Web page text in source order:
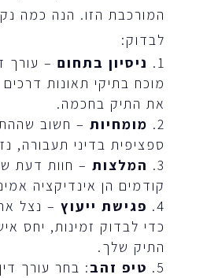
המורכבת הזו. הנה כמה
לבדוק:
ניסיון בתחום – עורך
מוכח בתיקי תאונות דרכים
את התיק בחכמה.
מומחיות – חשוב
ספציפית בדיני תעבורה,
המלצות – חוות דעת
קודמים הן אינדיקציה
פגישת ייעוץ – נצל
כדי לבדוק זמינות, יחס
התיק שלך.
טיפ זהב: בחר עורך